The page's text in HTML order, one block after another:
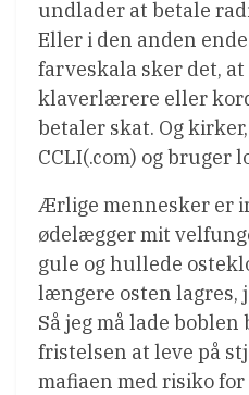
undlader at betale
Eller i den anden
farveskala sker det,
klaverlærere eller
betaler skat. Og
CCLI(.com) og bruger
Ærlige mennesker er
ødelægger mit
gule og hullede
længere osten lagres,
Så jeg må lade boblen
fristelsen at leve på
mafiaen med risiko